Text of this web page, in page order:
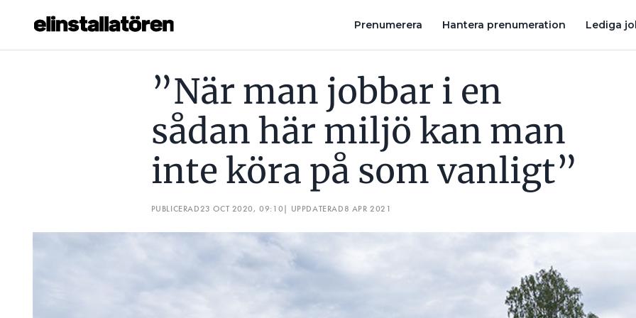
Prenumerera Hantera prenumeration Lediga
Hantera prenumeration
Läs E-tidningen
”När man jobbar i en
sådan här miljö kan man
inte köra på som vanligt”
PUBLICERAD23 OCT 2020, 09:10| UPPDATERAD8 APR 2021
”NÄR MAN JOBBAR I EN SÅDAN HÄR MILJÖ KAN MAN INTE KÖRA PÅ SOM VANLIGT” TILLVÄXT TROTS PRESSADE